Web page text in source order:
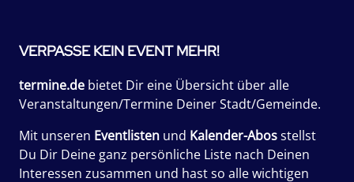
VERPASSE KEIN EVENT MEHR!
termine.de bietet Dir eine Übersicht über alle
Veranstaltungen/Termine Deiner Stadt/Gemeinde.
Mit unseren Eventlisten und Kalender-Abosstellst
Du Dir Deine ganz persönliche Liste nach Deinen
Interessen zusammen und hast so alle wichtigen